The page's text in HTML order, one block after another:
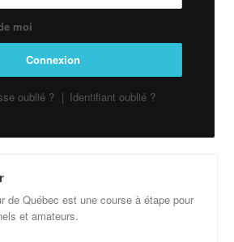
moi
Connexion
oublié ? Identifiant oublié ?
de Québec est une course à étape pour
et amateurs.